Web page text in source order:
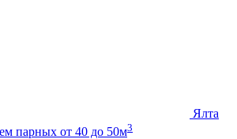
Ялта
парных от 40 до 50м3